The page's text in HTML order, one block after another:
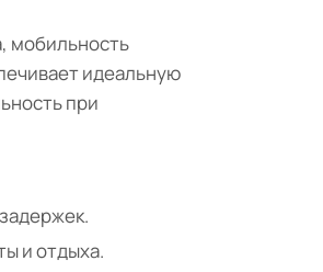
мобильность
идеальную
при
и отдыха.